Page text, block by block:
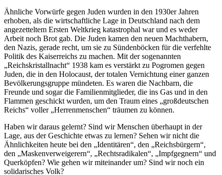
Ähnliche Vorwürfe gegen Juden wurden in den 1930er Jahren
erhoben, als die wirtschaftliche Lage in Deutschland nach dem
angezetteltem Ersten Weltkrieg katastrophal war und es weder
Arbeit noch Brot gab. Die Juden kamen den neuen Machthabern,
den Nazis, gerade recht, um sie zu Sündenböcken für die verfehlte
Politik des Kaiserreichs zu machen. Mit der sogenannten
Reichskristallnacht
1938 kam es verstärkt zu Pogromen gegen
Juden, die in den Holocaust, der totalen Vernichtung einer ganzen
Bevölkerungsgruppe mündeten. Es waren die Nachbarn, die
Freunde und sogar die Familienmitglieder, die ins Gas und in den
Flammen geschickt wurden, um den Traum eines
großdeutschen
Reichs
voller Herrenmenschen
träumen zu können.
Haben wir daraus gelernt? Sind wir Menschen überhaupt in der
Lage, aus der Geschichte etwas zu lernen? Sehen wir nicht die
Ähnlichkeiten heute bei den
Identitären , den Reichsbürgern ,
den
Maskenverweigerern , Rechtsradikalen , Impfgegnern
und
Querköpfen? Wie gehen wir miteinander um? Sind wir noch ein
solidarisches Volk?